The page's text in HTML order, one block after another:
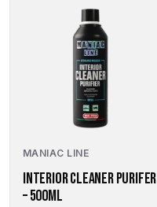
MANIAC LINE
INTERIOR CLEANER PURIFER
– 500ML